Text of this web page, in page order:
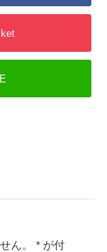
ん。 * が付